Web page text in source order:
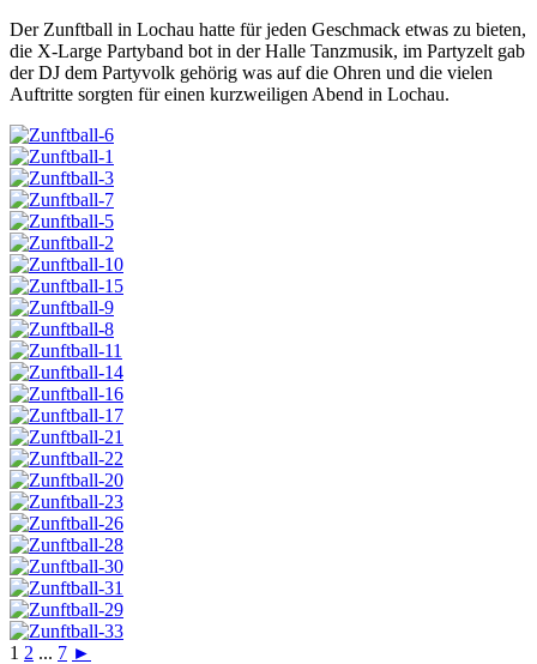
Der Zunftball in Lochau hatte für jeden Geschmack etwas zu bieten,
die X-Large Partyband bot in der Halle Tanzmusik, im Partyzelt gab
der DJ dem Partyvolk gehörig was auf die Ohren und die vielen
Auftritte sorgten für einen kurzweiligen Abend in Lochau.
1 2 ... 7 ►